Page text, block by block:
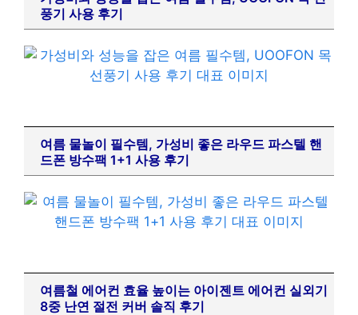
풍기 사용 후기
여름 물놀이 필수템, 가성비 좋은 라우드 파스텔 핸
드폰 방수팩 1+1 사용 후기
여름철 에어컨 효율 높이는 아이젠트 에어컨 실외기
8중 난연 절전 커버 솔직 후기